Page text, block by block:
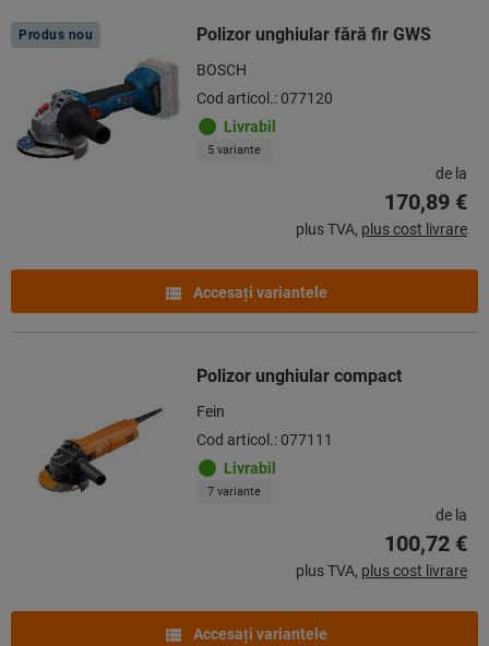
Produs nou Polizor unghiular fără fir GWS
BOSCH
Cod articol.: 077120
Livrabil
5 variante
de la
170,89 €
plus TVA, plus cost livrare
Accesaţi variantele
Polizor unghiular compact
Fein
Cod articol.: 077111
Livrabil
7 variante
de la
100,72 €
plus TVA, plus cost livrare
Accesaţi variantele